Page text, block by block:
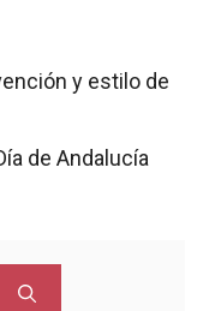
y estilo de
de Andalucía